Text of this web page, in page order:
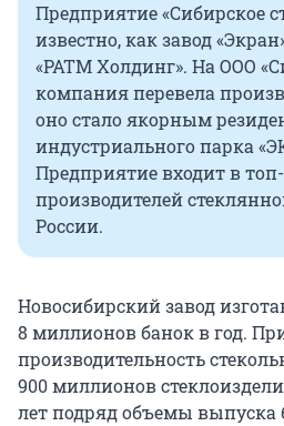
Предприятие «Сибирское
известно, как завод
«РАТМ Холдинг». На ООО
компания перевела
оно стало якорным
индустриального парка
Предприятие входит в
производителей
России.
Новосибирский завод
8 миллионов банок в год.
производительность
900 миллионов
лет подряд объемы